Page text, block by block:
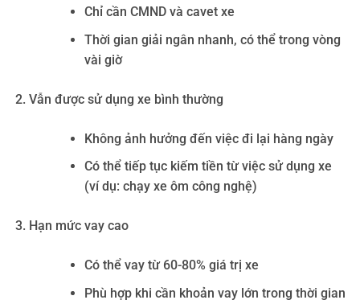
Chỉ cần CMND và cavet xe
Thời gian giải ngân nhanh, có thể trong vòng
vài giờ
Vẫn được sử dụng xe bình thường
Không ảnh hưởng đến việc đi lại hàng ngày
Có thể tiếp tục kiếm tiền từ việc sử dụng xe
(ví dụ: chạy xe ôm công nghệ)
Hạn mức vay cao
Có thể vay từ 60-80% giá trị xe
Phù hợp khi cần khoản vay lớn trong thời gian